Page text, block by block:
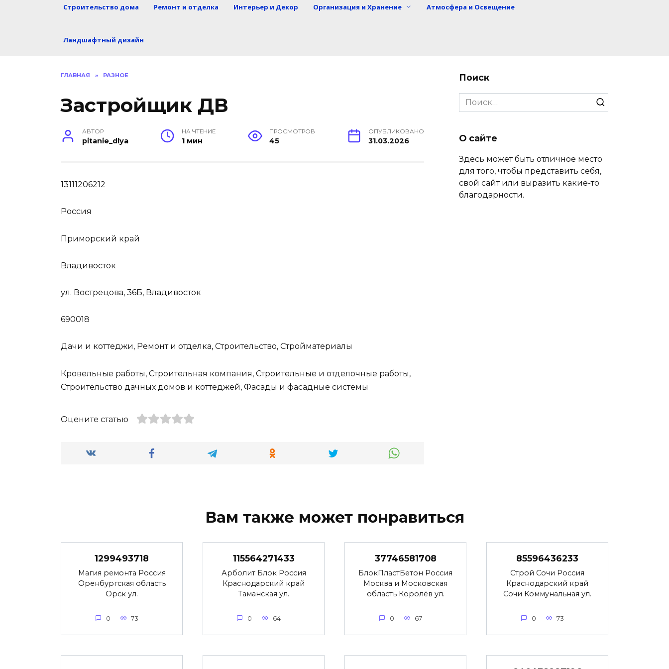
Строительство дома Ремонт и отделка Интерьер и Декор Организация и Хранение Атмосфера и Освещение
Ландшафтный дизайн
ГЛАВНАЯ » РАЗНОЕ
Застройщик ДВ
АВТОР
pitanie_dlya
НА ЧТЕНИЕ
1 мин
ПРОСМОТРОВ
45
ОПУБЛИКОВАНО
31.03.2026
13111206212
Россия
Приморский край
Владивосток
ул. Вострецова, 36Б, Владивосток
690018
Дачи и коттеджи, Ремонт и отделка, Строительство, Стройматериалы
Кровельные работы, Строительная компания, Строительные и отделочные работы,
Строительство дачных домов и коттеджей, Фасады и фасадные системы
Оцените статью
Поиск
Search
for:
О сайте
Здесь может быть отличное место
для того, чтобы представить себя,
свой сайт или выразить какие-то
благодарности.
Вам также может понравиться
1299493718
Магия ремонта Россия
Оренбургская область
Орск ул.
0 73
115564271433
Арболит Блок Россия
Краснодарский край
Таманская ул.
0 64
37746581708
БлокПластБетон Россия
Москва и Московская
область Королёв ул.
0 67
85596436233
Строй Сочи Россия
Краснодарский край
Сочи Коммунальная ул.
0 73